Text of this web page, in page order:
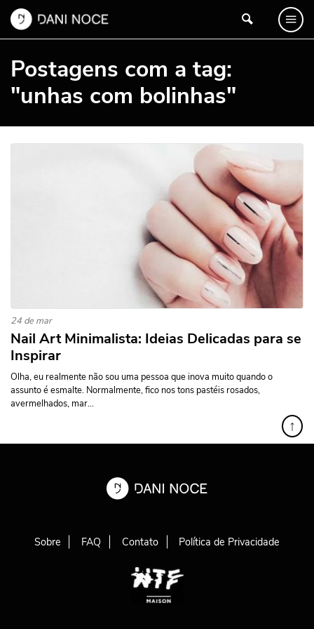
Postagens com a tag:
"unhas com bolinhas"
24 de mar
Nail Art Minimalista: Ideias Delicadas para se
Inspirar
Olha, eu realmente não sou uma pessoa que inova muito quando o
assunto é esmalte. Normalmente, fico nos tons pastéis rosados,
avermelhados, mar...
↑
Sobre FAQ Contato Política de Privacidade